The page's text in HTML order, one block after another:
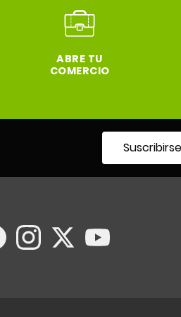
ABRE TU
COMERCIO
Suscribirse